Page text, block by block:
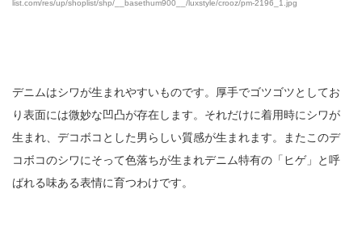
list.com/res/up/shoplist/shp/__basethum900__/luxstyle/crooz/pm-2196_1.jpg
デニムはシワが生まれやすいものです。厚手でゴツゴツとしてお
り表面には微妙な凹凸が存在します。それだけに着用時にシワが
生まれ、デコボコとした男らしい質感が生まれます。またこのデ
コボコのシワにそって色落ちが生まれデニム特有の「ヒゲ」と呼
ばれる味ある表情に育つわけです。